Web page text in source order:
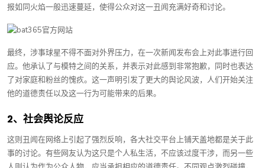
报如同火焰一般迅速蔓延，使得公众对这一丑闻充满好奇和讨论。
最终，涉事球星不得不面对外界压力，在一次新闻发布会上对此事进行回
应。他承认了与模特之间的关系，并表示对此感到非常抱歉，同时也表达
了对家庭和粉丝的愧疚。这一声明引发了更大的舆论风波，人们开始关注
他的道德责任以及这一行为可能带来的后果。
2、社会舆论反应
这则丑闻在网络上引起了强烈反响，各大社交平台上铺天盖地都是关于此
事的讨论。有些网友认为这只是个人私生活，不应该过度干涉，而另一些